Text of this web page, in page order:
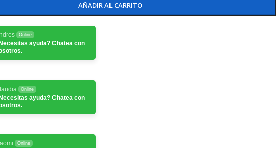
AÑADIR AL CARRITO
Online
ayuda? Chatea con
Online
ayuda? Chatea con
Online